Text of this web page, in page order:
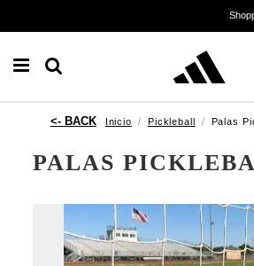
Inicio Pickleball Palas
PALAS